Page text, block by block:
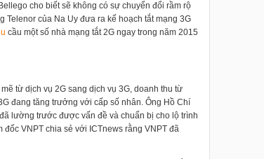
cho biết sẽ không có sự chuyển đổi rầm rộ
Telenor của Na Uy đưa ra kế hoạch tắt mạng 3G
cầu một số nhà mạng tắt 2G ngay trong năm 2015
từ dịch vụ 2G sang dịch vụ 3G, doanh thu từ
đang tăng trưởng với cấp số nhân. Ông Hồ Chí
lường trước được vấn đề và chuẩn bị cho lộ trình
VNPT chia sẻ với ICTnews rằng VNPT đã